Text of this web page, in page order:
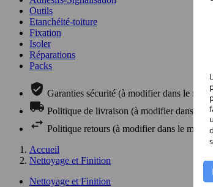
Outils
Etanchéité-toiture
Fixation
Isoler
Réparations
Packs
Garanties sécurité (à modifier dans le
Politique de livraison (à modifier dans le
Politique retours (à modifier dans le
Accueil
Nettoyage et Finition
Nettoyage et Finition